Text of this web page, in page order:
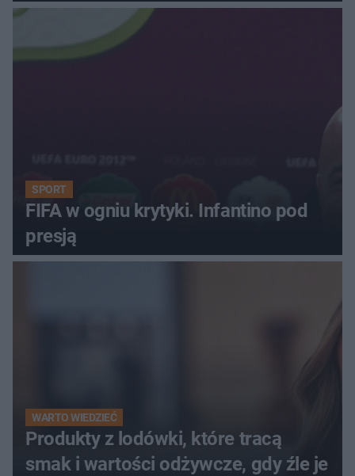
SPORT
FIFA w ogniu krytyki. Infantino pod
presją
WARTO WIEDZIEĆ
Produkty z lodówki, które tracą
smak i wartości odżywcze, gdy źle je